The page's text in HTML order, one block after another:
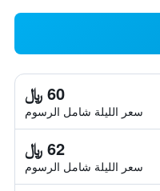
60 ﷼
سعر الليلة شامل الرسوم
62 ﷼
سعر الليلة شامل الرسوم